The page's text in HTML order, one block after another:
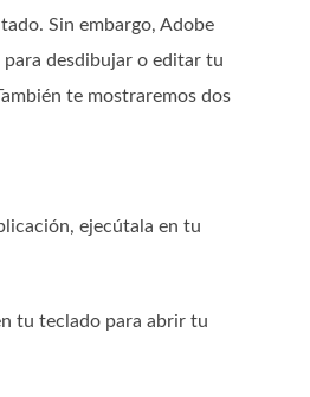
Sin embargo, Adobe
desdibujar o editar tu
te mostraremos dos
ejecútala en tu
tu teclado para abrir tu